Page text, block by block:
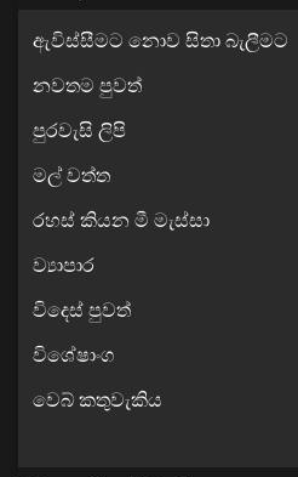
ඇවිස්සීමට නොව සිතා බැලීමට
නවතම පුවත්
පුරවැසි ලිපි
මල් වත්ත
රහස් කියන මී මැස්සා
ව්‍යාපාර
විදෙස් පුවත්
විශේෂාංග
වෙබ් කතුවැකිය